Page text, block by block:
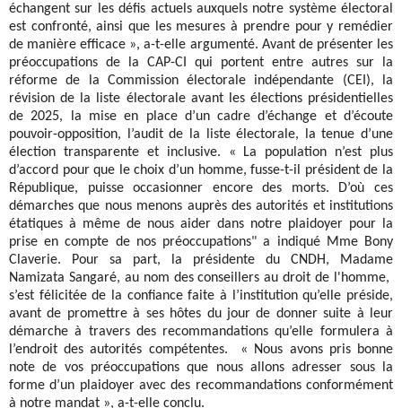
échangent sur les défis actuels auxquels notre système électoral
est confronté, ainsi que les mesures à prendre pour y remédier
de manière efficace », a-t-elle argumenté. Avant de présenter les
préoccupations de la CAP-CI qui portent entre autres sur la
réforme de la Commission électorale indépendante (CEI), la
révision de la liste électorale avant les élections présidentielles
de 2025, la mise en place d’un cadre d’échange et d’écoute
pouvoir-opposition, l’audit de la liste électorale, la tenue d’une
élection transparente et inclusive. « La population n’est plus
d’accord pour que le choix d’un homme, fusse-t-il président de la
République, puisse occasionner encore des morts. D’où ces
démarches que nous menons auprès des autorités et institutions
étatiques à même de nous aider dans notre plaidoyer pour la
prise en compte de nos préoccupations" a indiqué Mme Bony
Claverie. Pour sa part, la présidente du CNDH, Madame
Namizata Sangaré, au nom des conseillers au droit de l'homme,
s’est félicitée de la confiance faite à l’institution qu’elle préside,
avant de promettre à ses hôtes du jour de donner suite à leur
démarche à travers des recommandations qu’elle formulera à
l’endroit des autorités compétentes. « Nous avons pris bonne
note de vos préoccupations que nous allons adresser sous la
forme d’un plaidoyer avec des recommandations conformément
à notre mandat », a-t-elle conclu.